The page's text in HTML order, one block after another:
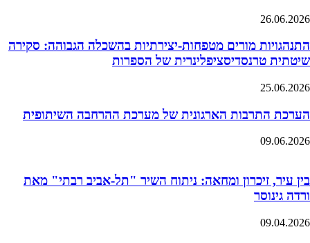
26.06.2026
התנהגויות מורים מטפחות-יצירתיות בהשכלה הגבוהה: סקירה
שיטתית טרנסדיסציפלינרית של הספרות
25.06.2026
הערכת התרבות הארגונית של מערכת ההרחבה השיתופית
09.06.2026
בין עיר, זיכרון ומחאה: ניתוח השיר "תל-אביב רבתי" מאת
ורדה גינוסר
09.04.2026